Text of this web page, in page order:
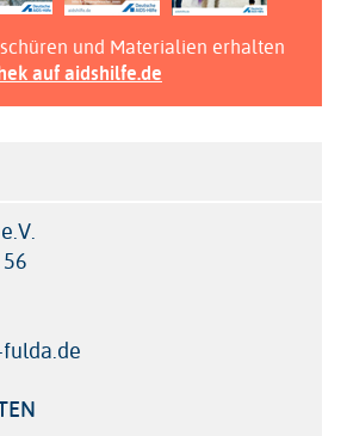
und Materialien erhalten
auf aidshilfe.de